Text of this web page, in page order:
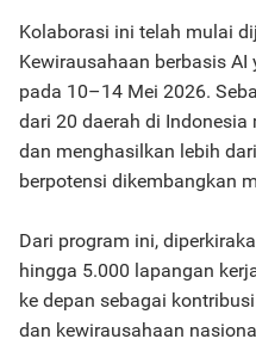
Kolaborasi ini telah mulai
Kewirausahaan berbasis
pada 10–14 Mei 2026.
dari 20 daerah di
dan menghasilkan lebih
berpotensi dikembangkan
Dari program ini,
hingga 5.000 lapangan
ke depan sebagai
dan kewirausahaan